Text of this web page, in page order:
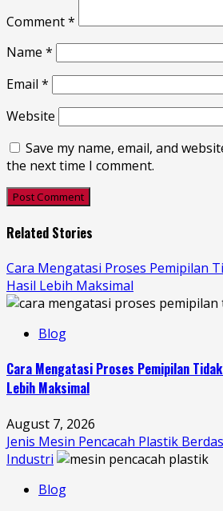
Comment*
Name *
Email *
Website
Save my name, email, and
the next time I comment.
Related Stories
Cara Mengatasi Proses Pemipilan
Hasil Lebih Maksimal
Blog
Cara Mengatasi Proses Pemipilan
Lebih Maksimal
August 7, 2026
Jenis Mesin Pencacah Plastik
Industri
Blog